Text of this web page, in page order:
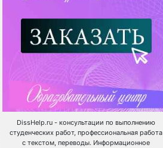
DissHelp.ru - консультации по выполнению
студенческих работ, профессиональная работа
с текстом, переводы. Информационное